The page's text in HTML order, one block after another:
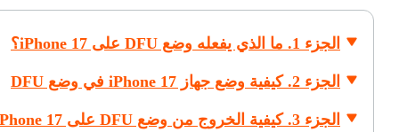
الجزء 1. ما الذي يفعله وضع DFU على iPhone 17؟
الجزء 2. كيفية وضع جهاز iPhone 17 في وضع DFU
الجزء 3. كيفية الخروج من وضع DFU على iPhone 17